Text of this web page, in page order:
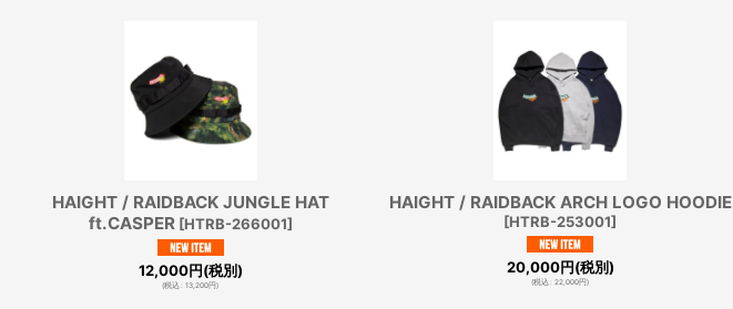
HAIGHT / RAIDBACK JUNGLE HAT
ft.CASPER [HTRB-266001]
12,000円(税別)
(税込: 13,200円)
HAIGHT / RAIDBACK ARCH LOGO HOODIE
[HTRB-253001]
20,000円(税別)
(税込: 22,000円)